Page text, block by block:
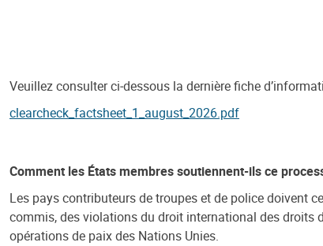
Veuillez consulter ci‑dessous la dernière fiche
clearcheck_factsheet_1_august_2026.pdf
Comment les États membres soutiennent-ils ce
Les pays contributeurs de troupes et de police doivent
commis, des violations du droit international des droits
opérations de paix des Nations Unies.